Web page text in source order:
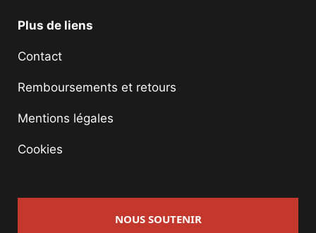
Plus de liens
Contact
Remboursements et retours
Mentions légales
Cookies
NOUS SOUTENIR